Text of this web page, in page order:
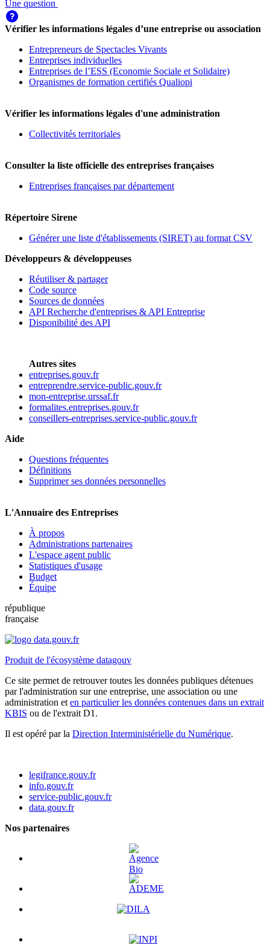
Une question
Vérifier les informations légales d’une entreprise ou association
Entrepreneurs de Spectacles Vivants
Entreprises individuelles
Entreprises de l’ESS (Economie Sociale et Solidaire)
Organismes de formation certifiés Qualiopi
Vérifier les informations légales d'une administration
Collectivités territoriales
Consulter la liste officielle des entreprises françaises
Entreprises françaises par département
Répertoire Sirene
Générer une liste d'établissements (SIRET) au format CSV
Développeurs & développeuses
Réutiliser & partager
Code source
Sources de données
API Recherche d'entreprises & API Entreprise
Disponibilité des API
Autres sites
entreprises.gouv.fr
entreprendre.service-public.gouv.fr
mon-entreprise.urssaf.fr
formalites.entreprises.gouv.fr
conseillers-entreprises.service-public.gouv.fr
Aide
Questions fréquentes
Définitions
Supprimer ses données personnelles
L'Annuaire des Entreprises
À propos
Administrations partenaires
L'espace agent public
Statistiques d'usage
Budget
Équipe
république
française
Produit de l'écosystème datagouv
Ce site permet de retrouver toutes les données publiques détenues
par l'administration sur une entreprise, une association ou une
administration et en particulier les données contenues dans un extrait
KBIS ou de l'extrait D1.
Il est opéré par la Direction Interministérielle du Numérique.
legifrance.gouv.fr
info.gouv.fr
service-public.gouv.fr
data.gouv.fr
Nos partenaires